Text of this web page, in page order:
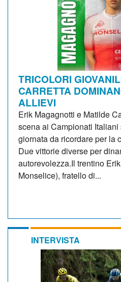
TRICOLORI
CARRETTA
ALLIEVI
Erik Magagnotti e Matilde
scena ai Campionati
giornata da ricordare per la
Due vittorie diverse per
autorevolezza.Il trentino
Monselice), fratello di...
INTERVISTA